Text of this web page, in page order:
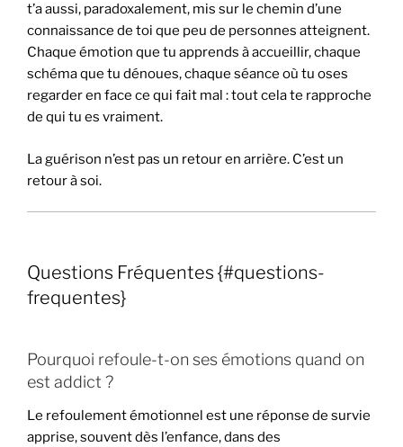
t’a aussi, paradoxalement, mis sur le chemin d’une
connaissance de toi que peu de personnes atteignent.
Chaque émotion que tu apprends à accueillir, chaque
schéma que tu dénoues, chaque séance où tu oses
regarder en face ce qui fait mal : tout cela te rapproche
de qui tu es vraiment.
La guérison n’est pas un retour en arrière. C’est un
retour à soi.
Questions Fréquentes {#questions-
frequentes}
Pourquoi refoule-t-on ses émotions quand on
est addict ?
Le refoulement émotionnel est une réponse de survie
apprise, souvent dès l’enfance, dans des